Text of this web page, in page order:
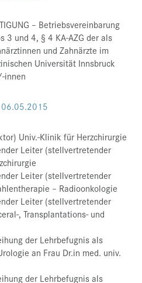
– Betriebsvereinbarung
3 und 4, § 4 KA-AZG der als
und Zahnärzte im
Universität Innsbruck
innen
06.05.2015
Univ.-Klinik für Herzchirurgie
Leiter (stellvertretender
Leiter (stellvertretender
– Radioonkologie
Leiter (stellvertretender
, Transplantations- und
der Lehrbefugnis als
an Frau Dr.in med. univ.
der Lehrbefugnis als